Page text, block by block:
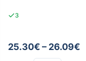
3
25.30€ – 26.09€